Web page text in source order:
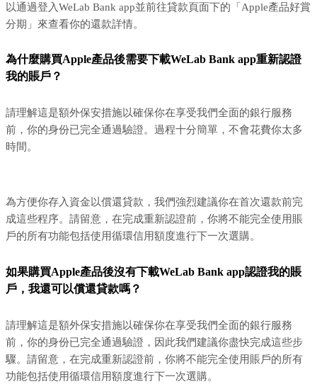
以通過登入WeLab Bank app並前往貸款頁面下的「Apple產品好賞
分期」來查看你的還款詳情。
為什麼購買Apple產品後需要下載WeLab Bank app重新認證
我的賬戶？
請理解這是額外保安措施以確保你在享受我們全面的銀行服務
前，你的身份已完全通過驗證。過程十分簡單，不會花費你太多
時間。
為方便你存入資金以償還貸款，我們強烈建議你在首次還款前完
成這些程序。請留意，在完成重新認證前，你將不能完全使用賬
戶的所有功能包括使用循環信用額度進行下一次選購。
如果購買Apple產品後沒有下載WeLab Bank app認證我的賬
戶，我還可以償還貸款嗎？
請理解這是額外保安措施以確保你在享受我們全面的銀行服務
前，你的身份已完全通過驗證，因此我們建議你盡快完成這些步
驟。請留意，在完成重新認證前，你將不能完全使用賬戶的所有
功能包括使用循環信用額度進行下一次選購。